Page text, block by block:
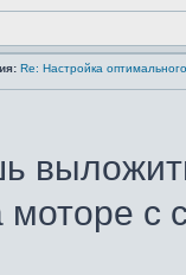
Re: Настройка
моторе с